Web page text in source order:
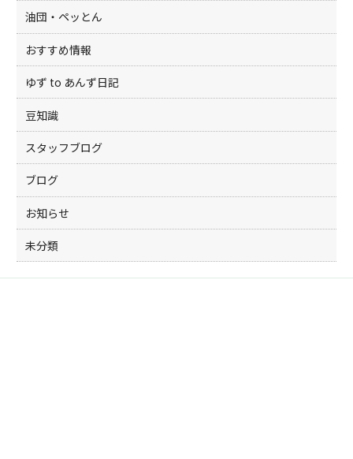
油団・ペッとん
おすすめ情報
ゆず to あんず日記
豆知識
スタッフブログ
ブログ
お知らせ
未分類